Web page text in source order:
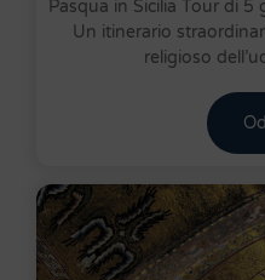
Pasqua in Sicilia Tour di 5
Un itinerario
religioso